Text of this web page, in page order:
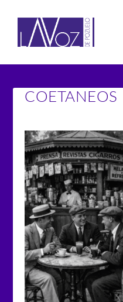
COETANEOS